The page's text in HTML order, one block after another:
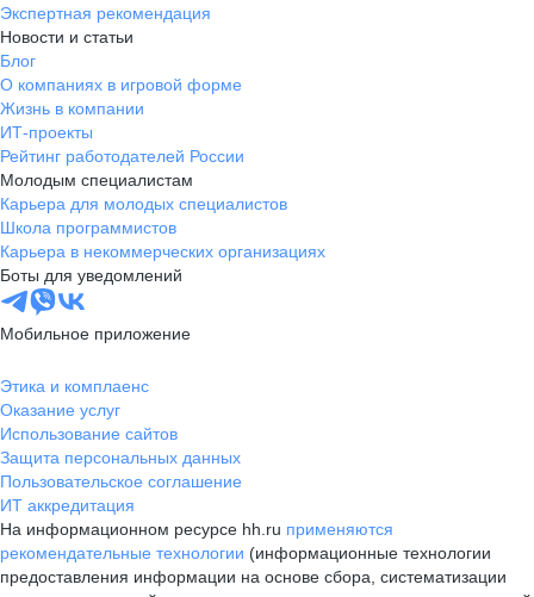
Экспертная рекомендация
Новости и статьи
Блог
О компаниях в игровой форме
Жизнь в компании
ИТ-проекты
Рейтинг работодателей России
Молодым специалистам
Карьера для молодых специалистов
Школа программистов
Карьера в некоммерческих организациях
Боты для уведомлений
Мобильное приложение
Этика и комплаенс
Оказание услуг
Использование сайтов
Защита персональных данных
Пользовательское соглашение
ИТ аккредитация
На информационном ресурсе hh.ru применяются
рекомендательные технологии (информационные технологии
предоставления информации на основе сбора, систематизации